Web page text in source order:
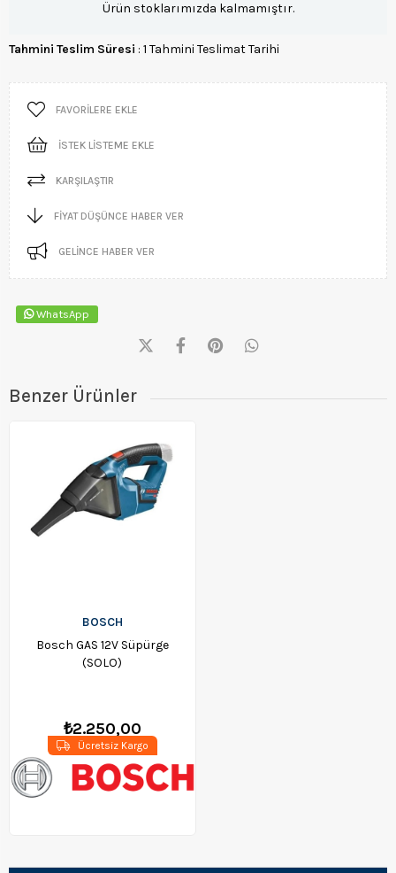
Ürün stoklarımızda kalmamıştır.
Tahmini Teslim Süresi : 1 Tahmini Teslimat Tarihi
FAVORILERE EKLE
İSTEK LISTEME EKLE
KARŞILAŞTIR
FIYAT DÜŞÜNCE HABER VER
GELINCE HABER VER
WhatsApp
Benzer Ürünler
BOSCH
Bosch GAS 12V Süpürge
(SOLO)
₺2.250,00
Ücretsiz Kargo